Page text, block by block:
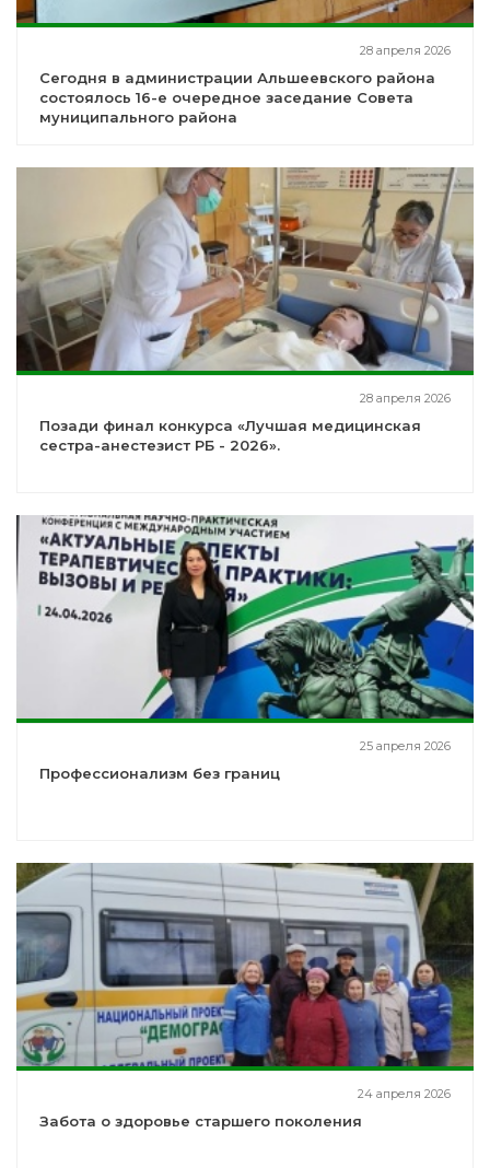
28 апреля 2026
Сегодня в администрации Альшеевского района
состоялось 16-е очередное заседание Совета
муниципального района
28 апреля 2026
Позади финал конкурса «Лучшая медицинская
сестра-анестезист РБ - 2026».
25 апреля 2026
Профессионализм без границ
24 апреля 2026
Забота о здоровье старшего поколения